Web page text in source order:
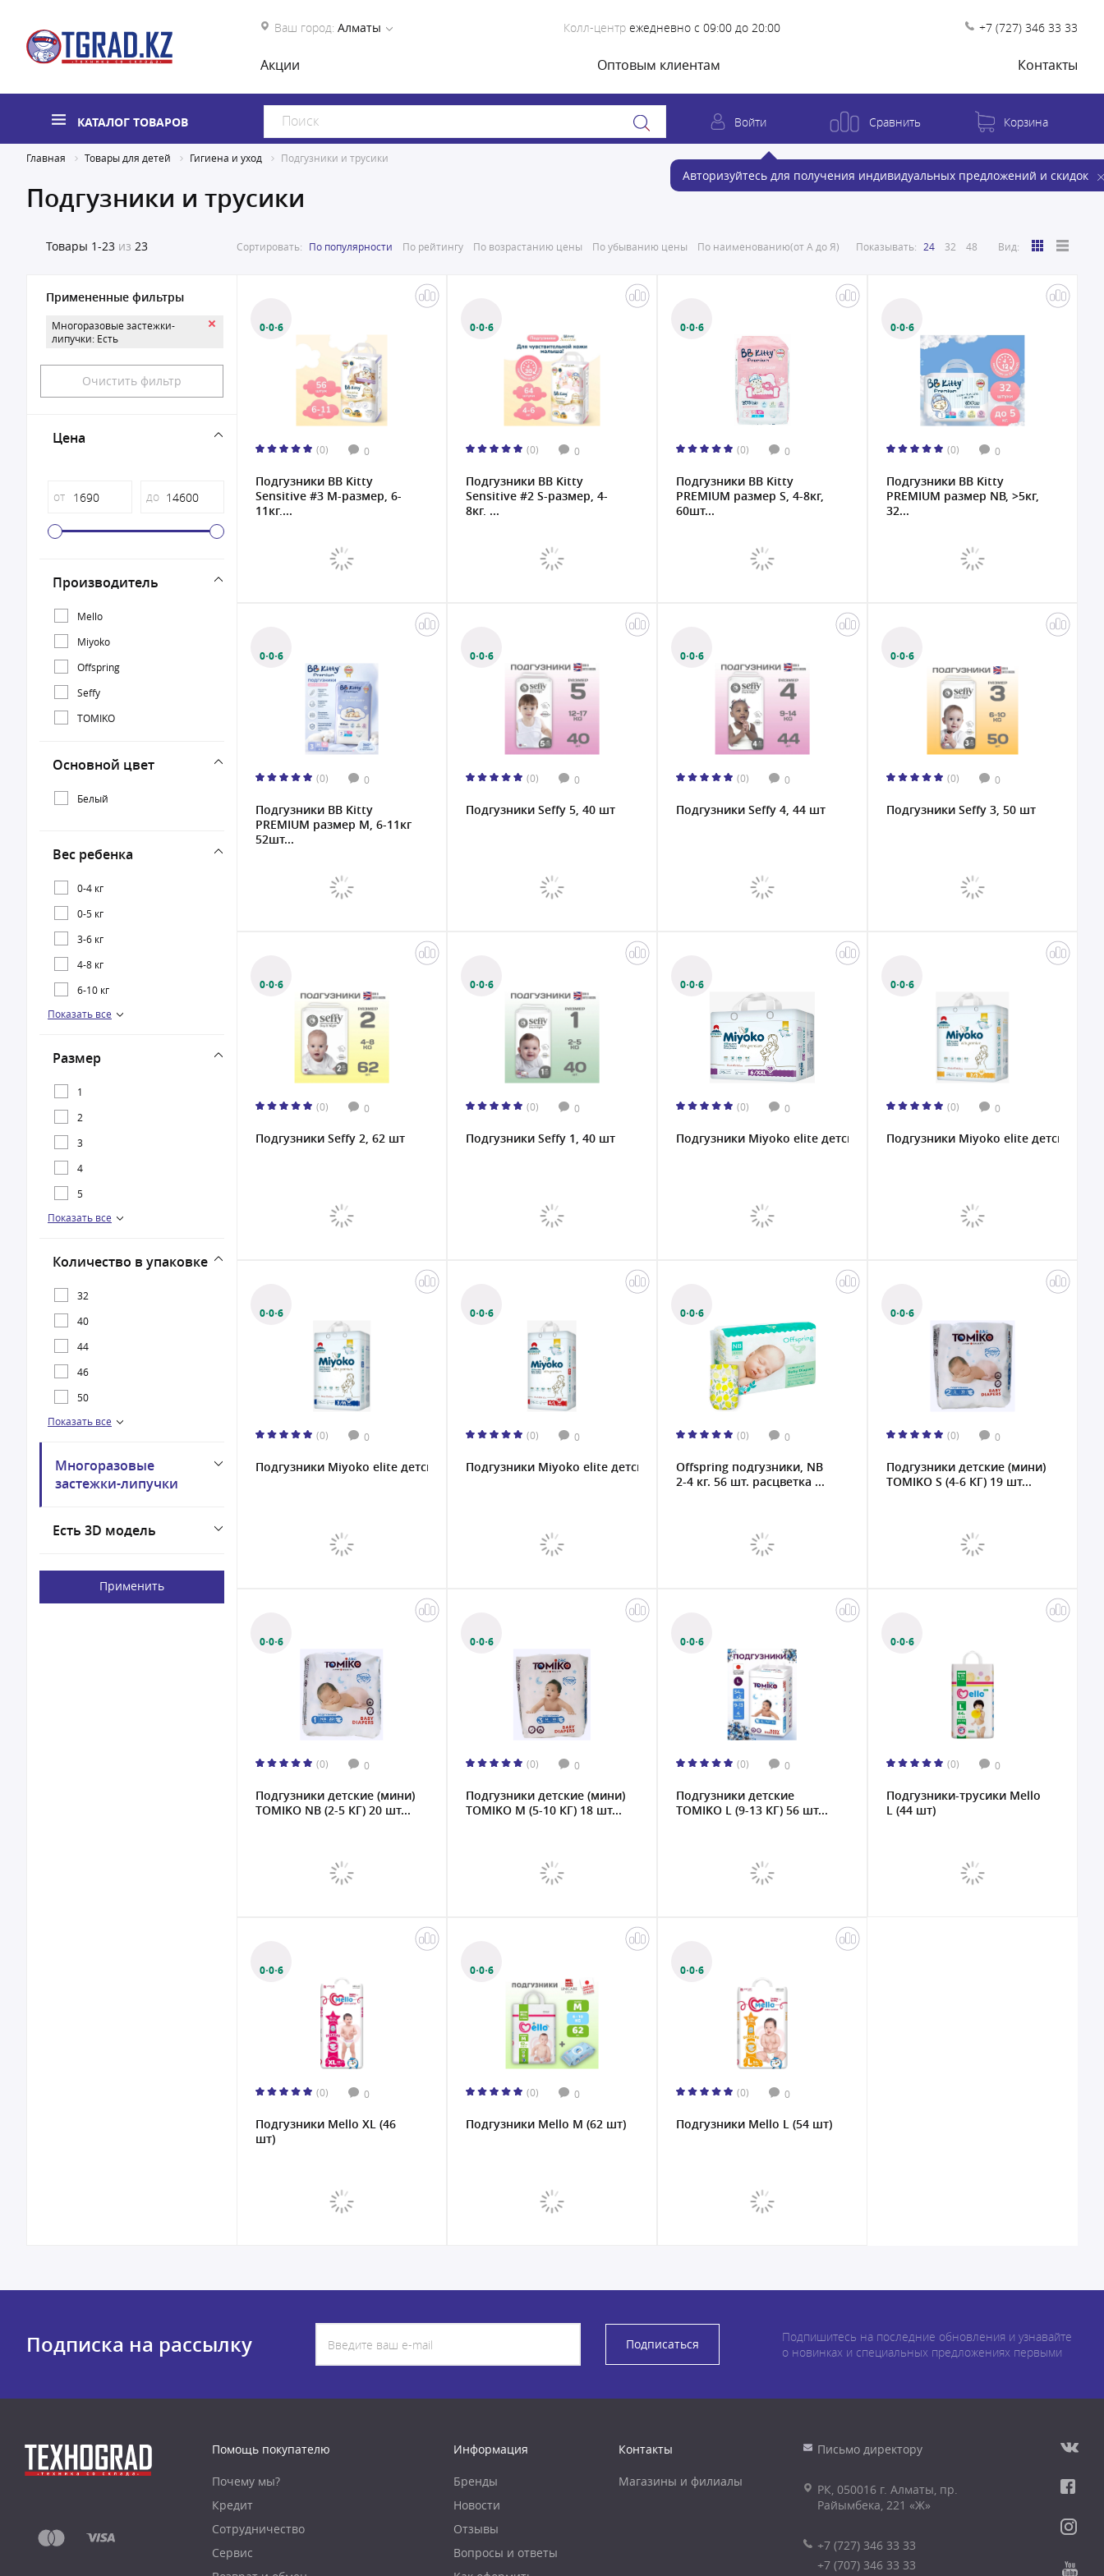
Ваш город: Алматы Колл-центр ежедневно с 09:00 до 20:00 +7 (727) 346 33 33
Акции Оптовым клиентам Контакты
КАТАЛОГ ТОВАРОВ Войти
Авторизуйтесь для получения индивидуальных предложений и скидок
Сравнить Корзина
Главная Товары для детей Гигиена и уход Подгузники и трусики
Подгузники и трусики
Товары 1-23 из 23 Сортировать: По популярности По рейтингу По возрастанию цены По убыванию цены По наименованию(от А до Я) Показывать: 24 32 48 Вид:
Примененные фильтры
Многоразовые застежки-
липучки: Есть
Очистить фильтр
Цена
от до
Производитель
Mello
Miyoko
Offspring
Seffy
TOMIKO
Основной цвет
Белый
Вес ребенка
0-4 кг
0-5 кг
3-6 кг
4-8 кг
6-10 кг
6-11 кг
12-17 кг
15+ кг
Показать все
Размер
1
2
3
4
5
L
NB
S
XL
Показать все
Количество в упаковке
32
40
44
46
50
52
56
62
Показать все
Многоразовые
застежки-липучки
Есть 3D модель
Применить
0·0·6
(0) 0
Подгузники BB Kitty
Sensitive #3 M-размер, 6-
11кг,...
0·0·6
(0) 0
Подгузники BB Kitty
Sensitive #2 S-размер, 4-
8кг, ...
0·0·6
(0) 0
Подгузники BB Kitty
PREMIUM размер S, 4-8кг,
60шт...
0·0·6
(0) 0
Подгузники BB Kitty
PREMIUM размер NB, >5кг,
32...
0·0·6
(0) 0
Подгузники BB Kitty
PREMIUM размер M, 6-11кг
52шт...
0·0·6
(0) 0
Подгузники Seffy 5, 40 шт
0·0·6
(0) 0
Подгузники Seffy 4, 44 шт
0·0·6
(0) 0
Подгузники Seffy 3, 50 шт
0·0·6
(0) 0
Подгузники Seffy 2, 62 шт
0·0·6
(0) 0
Подгузники Seffy 1, 40 шт
0·0·6
(0) 0
Подгузники Miyoko elite детские XXL/6, 38 шт....
0·0·6
(0) 0
Подгузники Miyoko elite детские S/
0·0·6
(0) 0
Подгузники Miyoko elite детские M/3, 60 шт....
0·0·6
(0) 0
Подгузники Miyoko elite детские L/4, 52 шт....
0·0·6
(0) 0
Offspring подгузники, NB
2-4 кг. 56 шт. расцветка ...
0·0·6
(0) 0
Подгузники детские (мини)
TOMIKO S (4-6 КГ) 19 шт...
0·0·6
(0) 0
Подгузники детские (мини)
TOMIKO NB (2-5 КГ) 20 шт...
0·0·6
(0) 0
Подгузники детские (мини)
TOMIKO M (5-10 КГ) 18 шт...
0·0·6
(0) 0
Подгузники детские
TOMIKO L (9-13 КГ) 56 шт...
0·0·6
(0) 0
Подгузники-трусики Mello
L (44 шт)
0·0·6
(0) 0
Подгузники Mello XL (46
шт)
0·0·6
(0) 0
Подгузники Mello M (62 шт)
0·0·6
(0) 0
Подгузники Mello L (54 шт)
Подписка на рассылку Подписаться
Подпишитесь на последние обновления и узнавайте
о новинках и специальных предложениях первыми
Помощь покупателю
Почему мы?
Кредит
Сотрудничество
Сервис
Информация
Бренды
Новости
Отзывы
Вопросы и ответы
Контакты
Магазины и филиалы
Письмо директору
РК, 050016 г. Алматы, пр.
Райымбека, 221 «Ж»
+7 (727) 346 33 33
+7 (707) 346 33 33